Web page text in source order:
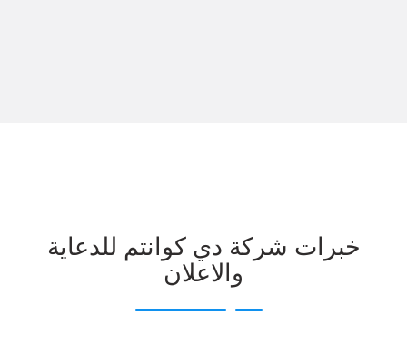
خبرات شركة دي كوانتم للدعاية
والاعلان